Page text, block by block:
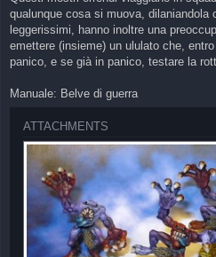
qualunque cosa si muova, dilaniandola
leggerissimi, hanno inoltre una
emettere (insieme) un ululato che,
panico, e se già in panico, testare la
Manuale: Belve di guerra
ATTACHMENTS